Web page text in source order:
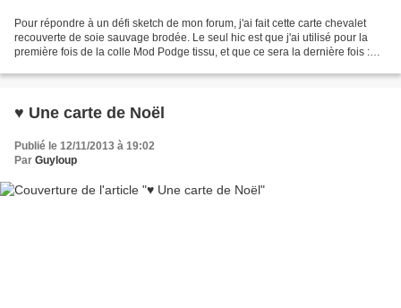
Pour répondre à un défi sketch de mon forum, j'ai fait cette carte chevalet
recouverte de soie sauvage brodée. Le seul hic est que j'ai utilisé pour la
première fois de la colle Mod Podge tissu, et que ce sera la dernière fois :
♥ Une carte de Noël
Publié le 12/11/2013 à 19:02
Par Guyloup